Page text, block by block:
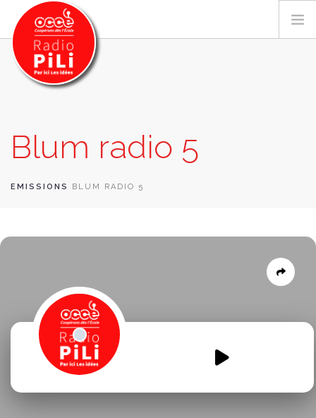
GRILLE DES PROGRAMMES
EMISSIONS / PODCASTS
CONTACT
Blum radio 5
EMISSIONS BLUM RADIO 5
Blum-radio-emission-2.mp3